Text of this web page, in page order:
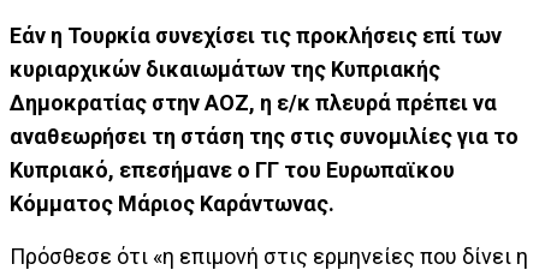
Eάν η Τουρκία συνεχίσει τις προκλήσεις επί των
κυριαρχικών δικαιωμάτων της Κυπριακής
Δημοκρατίας στην ΑΟΖ, η ε/κ πλευρά πρέπει να
αναθεωρήσει τη στάση της στις συνομιλίες για το
Κυπριακό, επεσήμανε ο ΓΓ του Ευρωπαϊκου
Κόμματος Μάριος Καράντωνας.
Πρόσθεσε ότι «η επιμονή στις ερμηνείες που δίνει η